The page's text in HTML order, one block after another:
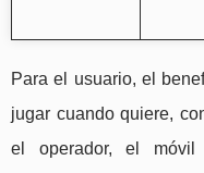
Para el usuario, el
jugar cuando quiere,
el operador, el móvil